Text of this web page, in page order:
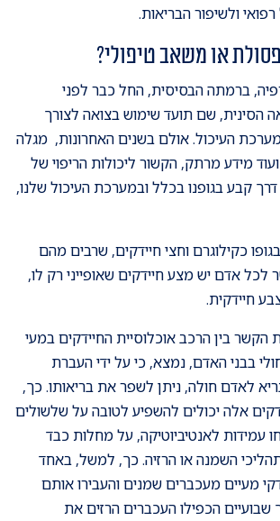
ולשיפור הבריאות.
או משאב טיפולי?
ברמתה הבסיסית, החל כבר לפני
הסינית, שם תועד שימוש בצואה לצורך
העיכול. אולם בשנים האחרונות, מגלה
מידע מרתק, הקשור ליכולות הריפוי של
קבע בגופנו בכלל ובמערכת העיכול שלנו,
כקילוגרם וחצי חיידקים, שרבים מהם
אדם יש מצע חיידקים שאופייני רק לו,
חיידקית.
בין הרכב אוכלוסיית החיידקים במעי
בבני האדם, נמצא, כי על ידי העברת
לאדם חולה, ניתן לשפר את בריאותו. כך,
אלה יכולים להשפיע לטובה על שלשולים
עמידות לאנטיביוטיקה, על מחלות כבד
השמנה או הרזיה. כך, למשל, באחד
מעיים מעכברים שמנים והעבירו אותם
שבועיים הכפילו העכברים הרזים את